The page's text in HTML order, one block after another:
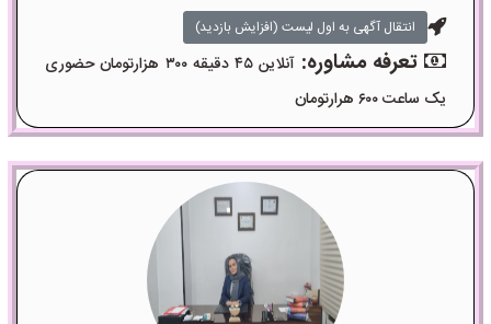
انتقال آگهی به اول لیست (افزایش بازدید)
تعرفه مشاوره:
آنلاین ۴۵ دقیقه ۳۰۰ هزارتومان حضوری
یک ساعت ۶۰۰ هرارتومان